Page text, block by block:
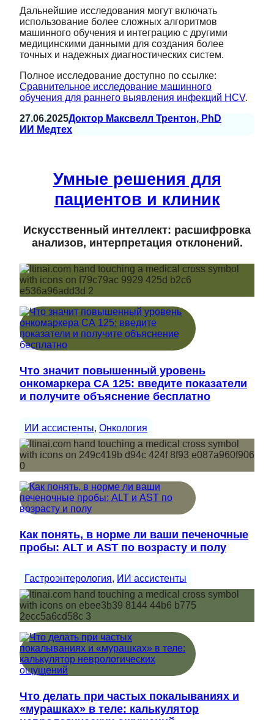
Дальнейшие исследования могут включать
использование более сложных алгоритмов
машинного обучения и интеграцию с другими
медицинскими данными для создания более
точных и надежных диагностических систем.
Полное исследование доступно по ссылке:
Сравнительное исследование машинного
обучения для раннего выявления инфекций HCV.
27.06.2025Доктор Максвелл Трентон, PhD
ИИ Медтех
Умные решения для
пациентов и клиник
Искусственный интеллект: расшифровка
анализов, интерпретация отклонений.
Что значит повышенный уровень
онкомаркера СА 125: введите показатели
и получите объяснение бесплатно
ИИ ассистенты, Онкология
Как понять, в норме ли ваши печеночные
пробы: ALT и AST по возрасту и полу
Гастроэнтерология, ИИ ассистенты
Что делать при частых покалываниях и
«мурашках» в теле: калькулятор